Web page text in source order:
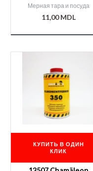
48622
Мерная тара и посуда
11,00MDL
КУПИТЬ В ОДИН
КЛИК